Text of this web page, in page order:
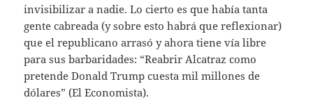
invisibilizar a nadie. Lo cierto es que había tanta
gente cabreada (y sobre esto habrá que reflexionar)
que el republicano arrasó y ahora tiene vía libre
para sus barbaridades: “Reabrir Alcatraz como
pretende Donald Trump cuesta mil millones de
dólares” (El Economista).